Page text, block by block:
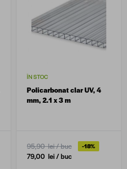
ÎN STOC
Policarbonat clar UV, 4
mm, 2.1 x 3 m
95,90 lei/ buc -18%
79,00 lei/ buc